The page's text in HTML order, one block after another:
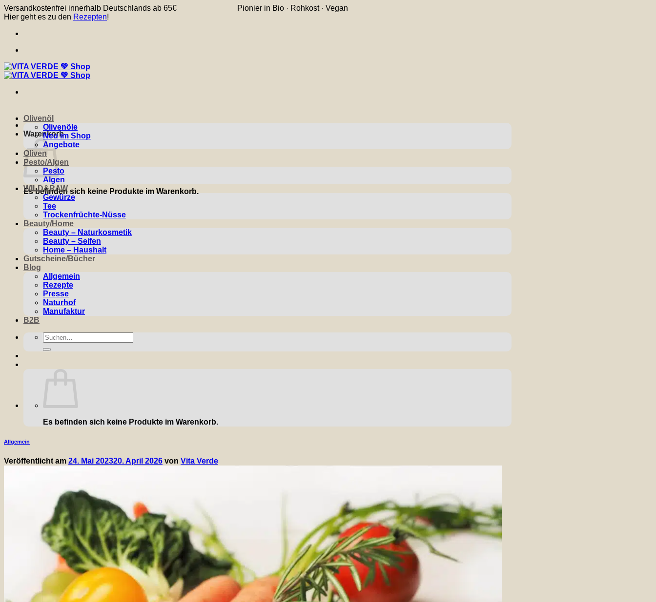
Zum
Inhalt
Versandkostenfrei innerhalb Deutschlands ab 65€
Pionier in Bio · Rohkost · Vegan
Hier geht es zu den Rezepten!
Warenkorb
Es befinden sich keine Produkte im Warenkorb.
Olivenöl
Olivenöle
Neu im Shop
Angebote
Oliven
Pesto/Algen
Pesto
Algen
WILD&RAW
Gewürze
Tee
Trockenfrüchte-Nüsse
Beauty/Home
Beauty – Naturkosmetik
Beauty – Seifen
Home – Haushalt
Gutscheine/Bücher
Blog
Allgemein
Rezepte
Presse
Naturhof
Manufaktur
B2B
Suchen
nach:
Es befinden sich keine Produkte im Warenkorb.
Allgemein
Bunte Vielfalt auf dem Teller
Veröffentlicht am 24. Mai 202320. April 2026 von Vita Verde